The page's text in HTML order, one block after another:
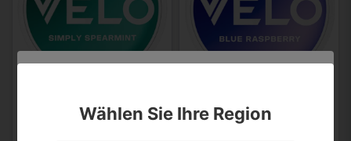
Leider können Sie Ihre Daten nicht selbst ändern.
Wählen Sie Ihre Region